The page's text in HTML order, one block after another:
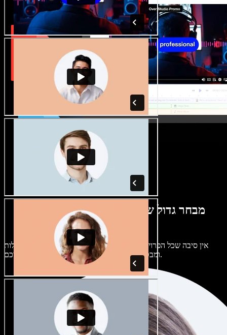
מבחר גדול של קולות נשים וגברים במגוון
מבטאים
אין סיבה שכל הפרויקטים יישמעו אותו דבר. בחרו מתוך מאות קולות
ומבטאים של בינה מלאכותית והתאימו אותם אליכם.